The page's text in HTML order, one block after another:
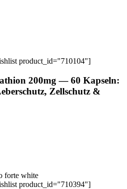
product_id="710104"]
200mg — 60 Kapseln:
Zellschutz &
product_id="710394"]